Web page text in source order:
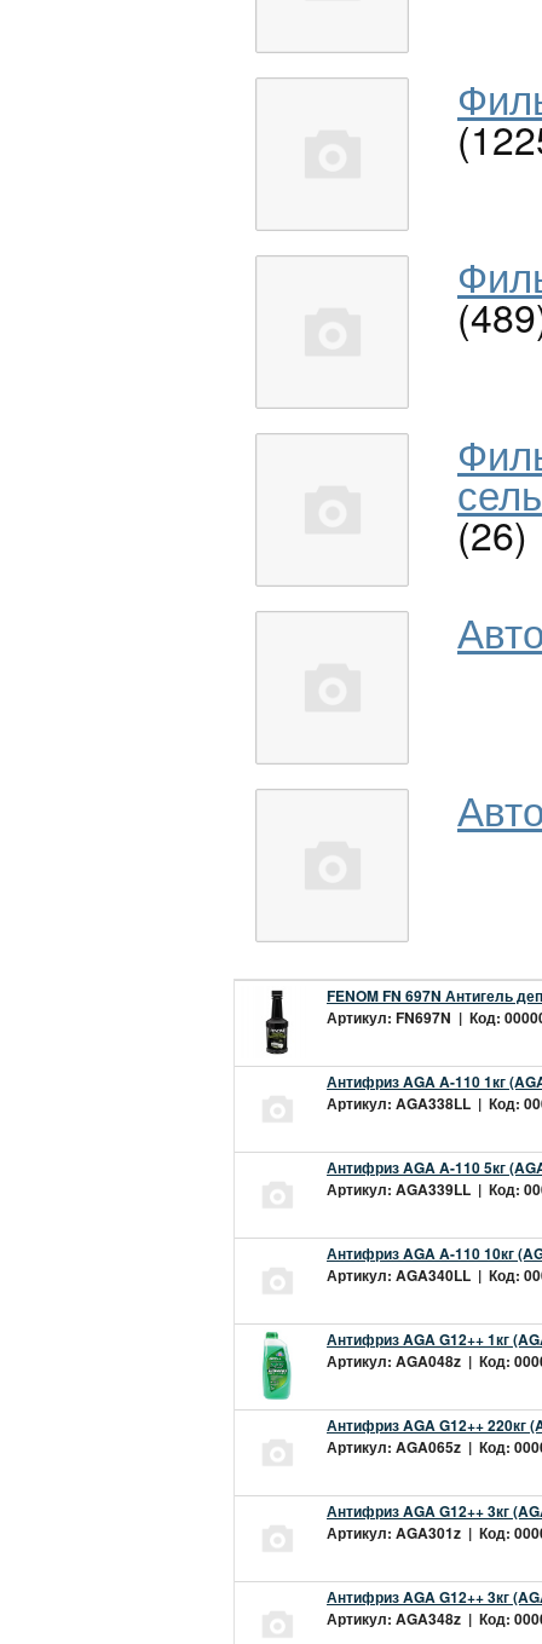
(26)
FENOM FN 697N Антигель
Артикул: FN697N | Код:
Антифриз AGA A-110 1кг
Артикул: AGA338LL | Код:
Антифриз AGA A-110 5кг
Артикул: AGA339LL | Код:
Антифриз AGA A-110 10кг
Артикул: AGA340LL | Код:
Антифриз AGA G12++ 1кг
Артикул: AGA048z | Код:
Антифриз AGA G12++ 220кг
Артикул: AGA065z | Код:
Антифриз AGA G12++ 3кг
Артикул: AGA301z | Код:
Антифриз AGA G12++ 3кг
Артикул: AGA348z | Код: